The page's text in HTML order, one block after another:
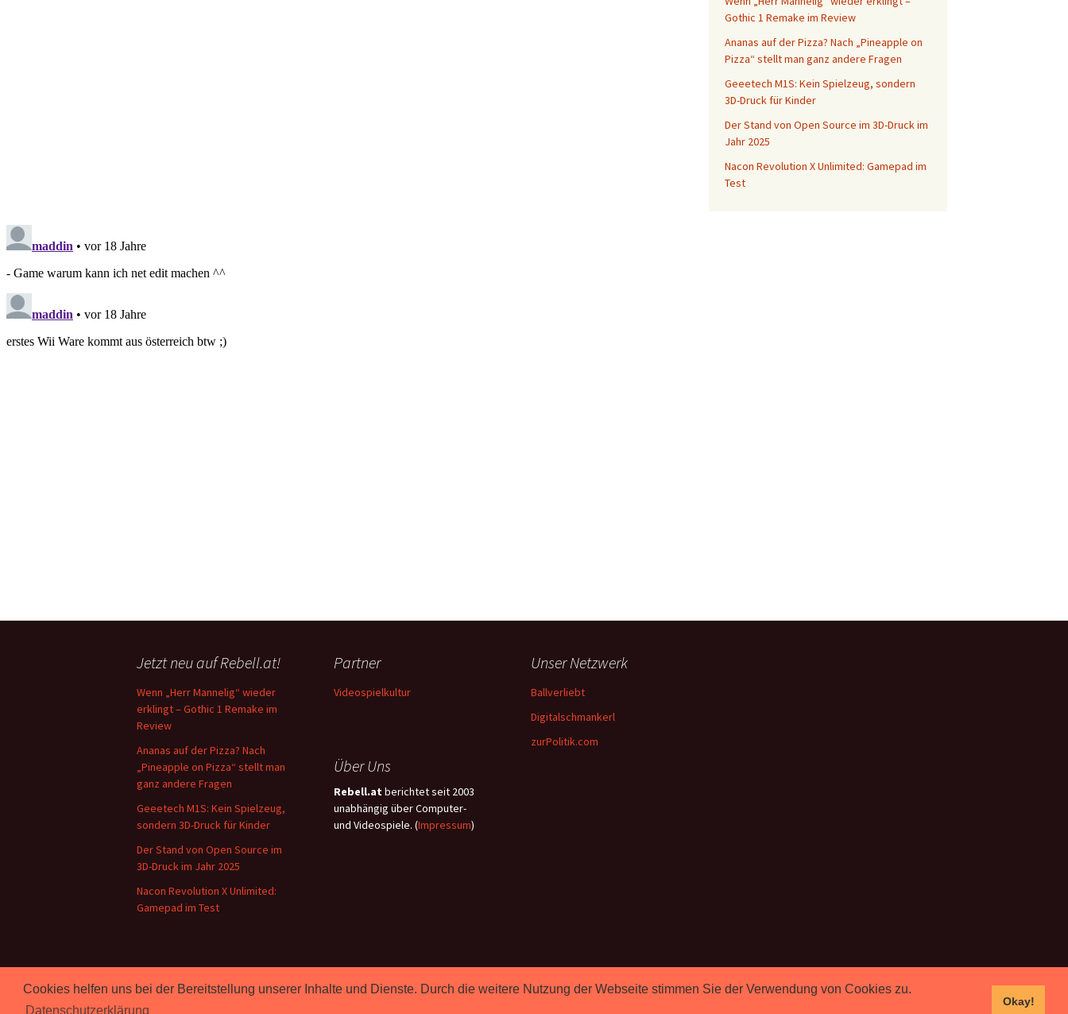
Cookies helfen uns bei der Bereitstellung unserer Inhalte und Dienste. Durch die weitere Nutzung der Webseite stimmen Sie der Verwendung von Cookies zu.
Datenschutzerklärung
Okay!
Gothic 1 Remake im Review
Ananas auf der Pizza? Nach „Pineapple on
Pizza“ stellt man ganz andere Fragen
Geeetech M1S: Kein Spielzeug, sondern
3D-Druck für Kinder
Der Stand von Open Source im 3D-Druck im
Jahr 2025
Nacon Revolution X Unlimited: Gamepad im
Test
Jetzt neu auf Rebell.at!
Wenn „Herr Mannelig“ wieder
erklingt – Gothic 1 Remake im
Review
Ananas auf der Pizza? Nach
„Pineapple on Pizza“ stellt man
ganz andere Fragen
Geeetech M1S: Kein Spielzeug,
sondern 3D-Druck für Kinder
Der Stand von Open Source im
3D-Druck im Jahr 2025
Nacon Revolution X Unlimited:
Gamepad im Test
Partner
Videospielkultur
Unser Netzwerk
Ballverliebt
Digitalschmankerl
zurPolitik.com
Über Uns
Rebell.at berichtet seit 2003
unabhängig über Computer-
und Videospiele. (Impressum)
Proudly powered by WordPress